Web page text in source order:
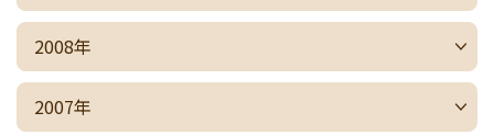
2008年
2007年